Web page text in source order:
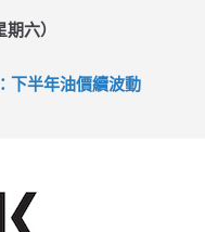
六）
下半年油價續波動
主場館奪錦標